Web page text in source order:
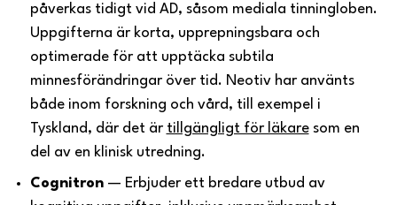
påverkas tidigt vid AD, såsom mediala tinningloben.
Uppgifterna är korta, upprepningsbara och
optimerade för att upptäcka subtila
minnesförändringar över tid. Neotiv har använts
både inom forskning och vård, till exempel i
Tyskland, där det är tillgängligt för läkaresom en
del av en klinisk utredning.
Cognitron— Erbjuder ett bredare utbud av